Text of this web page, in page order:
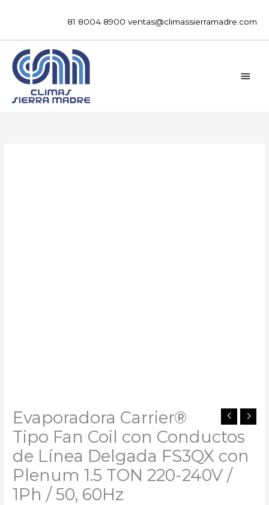
81 8004 8900 ventas@climassierramadre.com
Evaporadora Carrier®
Tipo Fan Coil con Conductos
de Línea Delgada FS3QX con
Plenum 1.5 TON 220-240V /
1Ph / 50, 60Hz